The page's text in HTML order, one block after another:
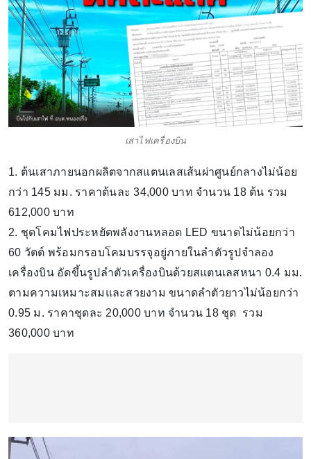
เสาไฟเครื่องบิน
1. ต้นเสาภายนอกผลิตจากสแตนเลสเส้นผ่าศูนย์กลาง​ไม่น้อย
กว่า 145 มม.​ ราคาต้นละ​ 34,000 บาท​ จำนวน​ 18​ ต้น​ รวม​
612,000 บาท
2. ชุดโคมไฟประหยัดพลังงานหลอด LED ขนาดไม่น้อยกว่า
60 วัตต์ พร้อมกรอบโคมบรรจุอยู่ภายในลำตัวรูปจำลอง
เครื่องบิน อัดขึ้นรูปลำตัวเครื่องบินด้วยสแตนเลสหนา 0.4 มม.
ตามความเหมาะสมและสวยงาม ขนาดลำตัวยาวไม่น้อยกว่า
0.95 ม.​ ราคาชุดละ​ 20,000​ บาท​ จำนวน​ 18​ ชุด​ รวม​
360,000 บาท